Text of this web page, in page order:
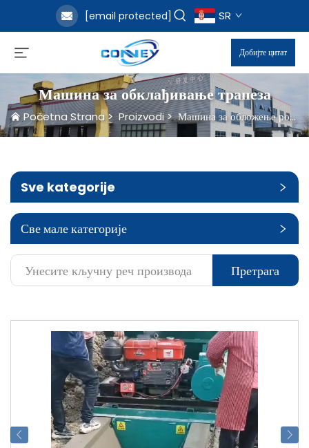
[email protected] SR
Добијте цитат
Машина за обклађивање трапеза
Početna Strana>Proizvodi>Машина за обложење ровова
Sve kategorije
Све мале категорије
Претрага